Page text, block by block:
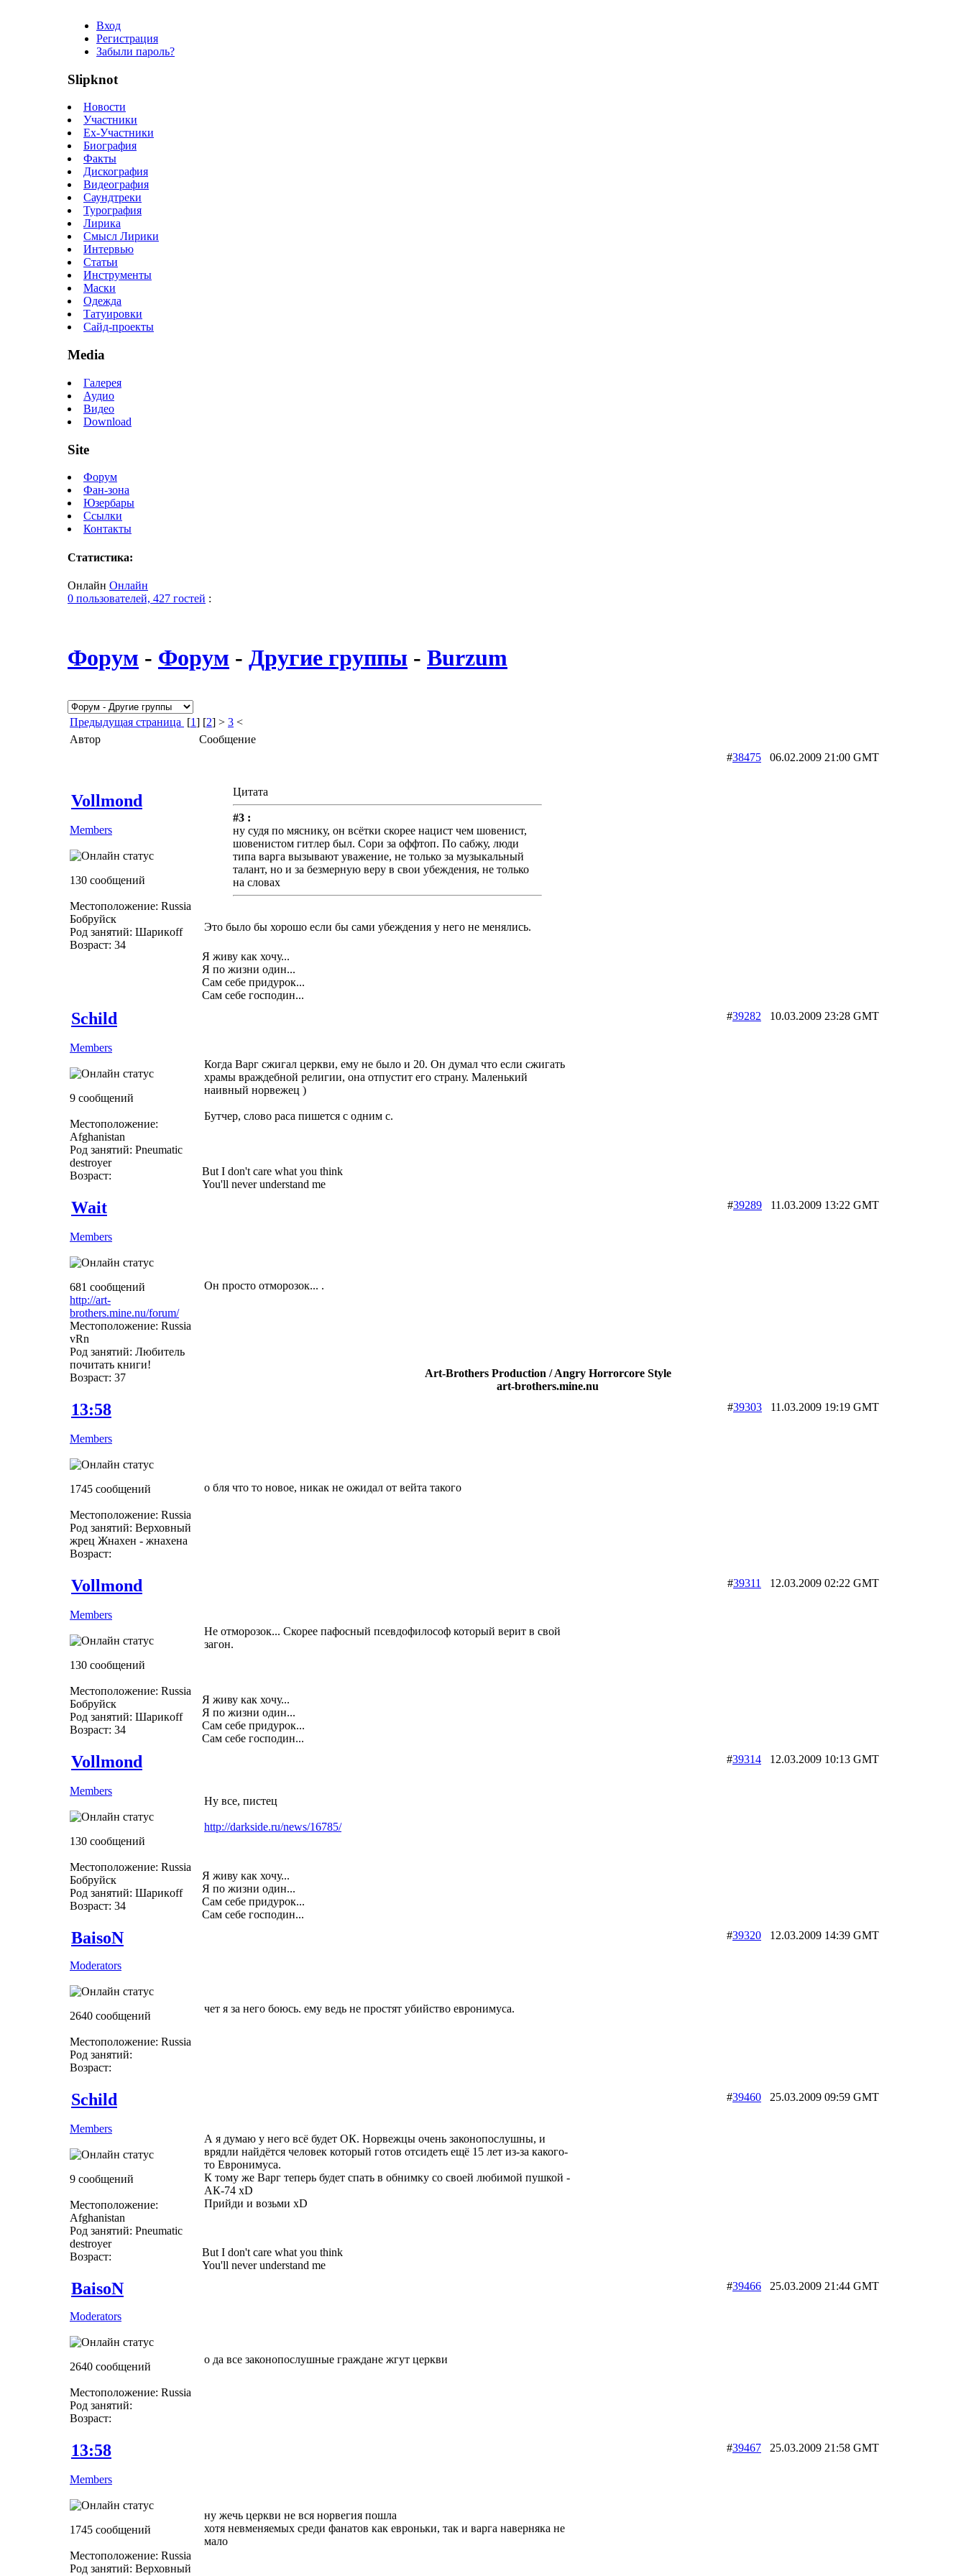
Вход
Регистрация
Забыли пароль?
Slipknot
Новости
Участники
Ex-Участники
Биография
Факты
Дискография
Видеография
Саундтреки
Турография
Лирика
Смысл Лирики
Интервью
Статьи
Инструменты
Маски
Одежда
Татуировки
Сайд-проекты
Media
Галерея
Аудио
Видео
Download
Site
Форум
Фан-зона
Юзербары
Ссылки
Контакты
Статистика:
Онлайн Онлайн
0 пользователей, 427 гостей :
Форум - Форум - Другие группы - Burzum
Предыдущая страница [1] [2] > 3 <
Автор
Сообщение
Vollmond
Members
130 сообщений
Местоположение: Russia
Бобруйск
Род занятий: Шарикoff
Возраст: 34
#38475 06.02.2009 21:00 GMT
Цитата
#3 :
ну судя по мяснику, он всётки скорее нацист чем шовенист,
шовенистом гитлер был. Сори за оффтоп. По сабжу, люди
типа варга вызывают уважение, не только за музыкальный
талант, но и за безмерную веру в свои убеждения, не только
на словах
Это было бы хорошо если бы сами убеждения у него не менялись.
Я живу как хочу...
Я по жизни один...
Сам себе придурок...
Сам себе господин...
Schild
Members
9 сообщений
Местоположение:
Afghanistan
Род занятий: Pneumatic
destroyer
Возраст:
#39282 10.03.2009 23:28 GMT
Когда Варг сжигал церкви, ему не было и 20. Он думал что если сжигать
храмы враждебной религии, она отпустит его страну. Маленький
наивный норвежец )
Бутчер, слово раса пишется с одним с.
But I don't care what you think
You'll never understand me
Wait
Members
681 сообщений
http://art-
brothers.mine.nu/forum/
Местоположение: Russia
vRn
Род занятий: Любитель
почитать книги!
Возраст: 37
#39289 11.03.2009 13:22 GMT
Он просто отморозок... .
Art-Brothers Production / Angry Horrorcore Style
art-brothers.mine.nu
13:58
Members
1745 сообщений
Местоположение: Russia
Род занятий: Верховный
жрец Жнахен - жнахена
Возраст:
#39303 11.03.2009 19:19 GMT
о бля что то новое, никак не ожидал от вейта такого
Vollmond
Members
130 сообщений
Местоположение: Russia
Бобруйск
Род занятий: Шарикoff
Возраст: 34
#39311 12.03.2009 02:22 GMT
Не отморозок... Скорее пафосный псевдофилософ который верит в свой
загон.
Я живу как хочу...
Я по жизни один...
Сам себе придурок...
Сам себе господин...
Vollmond
Members
130 сообщений
Местоположение: Russia
Бобруйск
Род занятий: Шарикoff
Возраст: 34
#39314 12.03.2009 10:13 GMT
Ну все, пистец
http://darkside.ru/news/16785/
Я живу как хочу...
Я по жизни один...
Сам себе придурок...
Сам себе господин...
BaisoN
Moderators
2640 сообщений
Местоположение: Russia
Род занятий:
Возраст:
#39320 12.03.2009 14:39 GMT
чет я за него боюсь. ему ведь не простят убийство евронимуса.
Schild
Members
9 сообщений
Местоположение:
Afghanistan
Род занятий: Pneumatic
destroyer
Возраст:
#39460 25.03.2009 09:59 GMT
А я думаю у него всё будет ОК. Норвежцы очень законопослушны, и
врядли найдётся человек который готов отсидеть ещё 15 лет из-за какого-
то Евронимуса.
К тому же Варг теперь будет спать в обнимку со своей любимой пушкой -
АК-74 xD
Прийди и возьми xD
But I don't care what you think
You'll never understand me
BaisoN
Moderators
2640 сообщений
Местоположение: Russia
Род занятий:
Возраст:
#39466 25.03.2009 21:44 GMT
о да все законопослушные граждане жгут церкви
13:58
Members
1745 сообщений
Местоположение: Russia
Род занятий: Верховный
#39467 25.03.2009 21:58 GMT
ну жечь церкви не вся норвегия пошла
хотя невменяемых среди фанатов как евроньки, так и варга наверняка не
мало